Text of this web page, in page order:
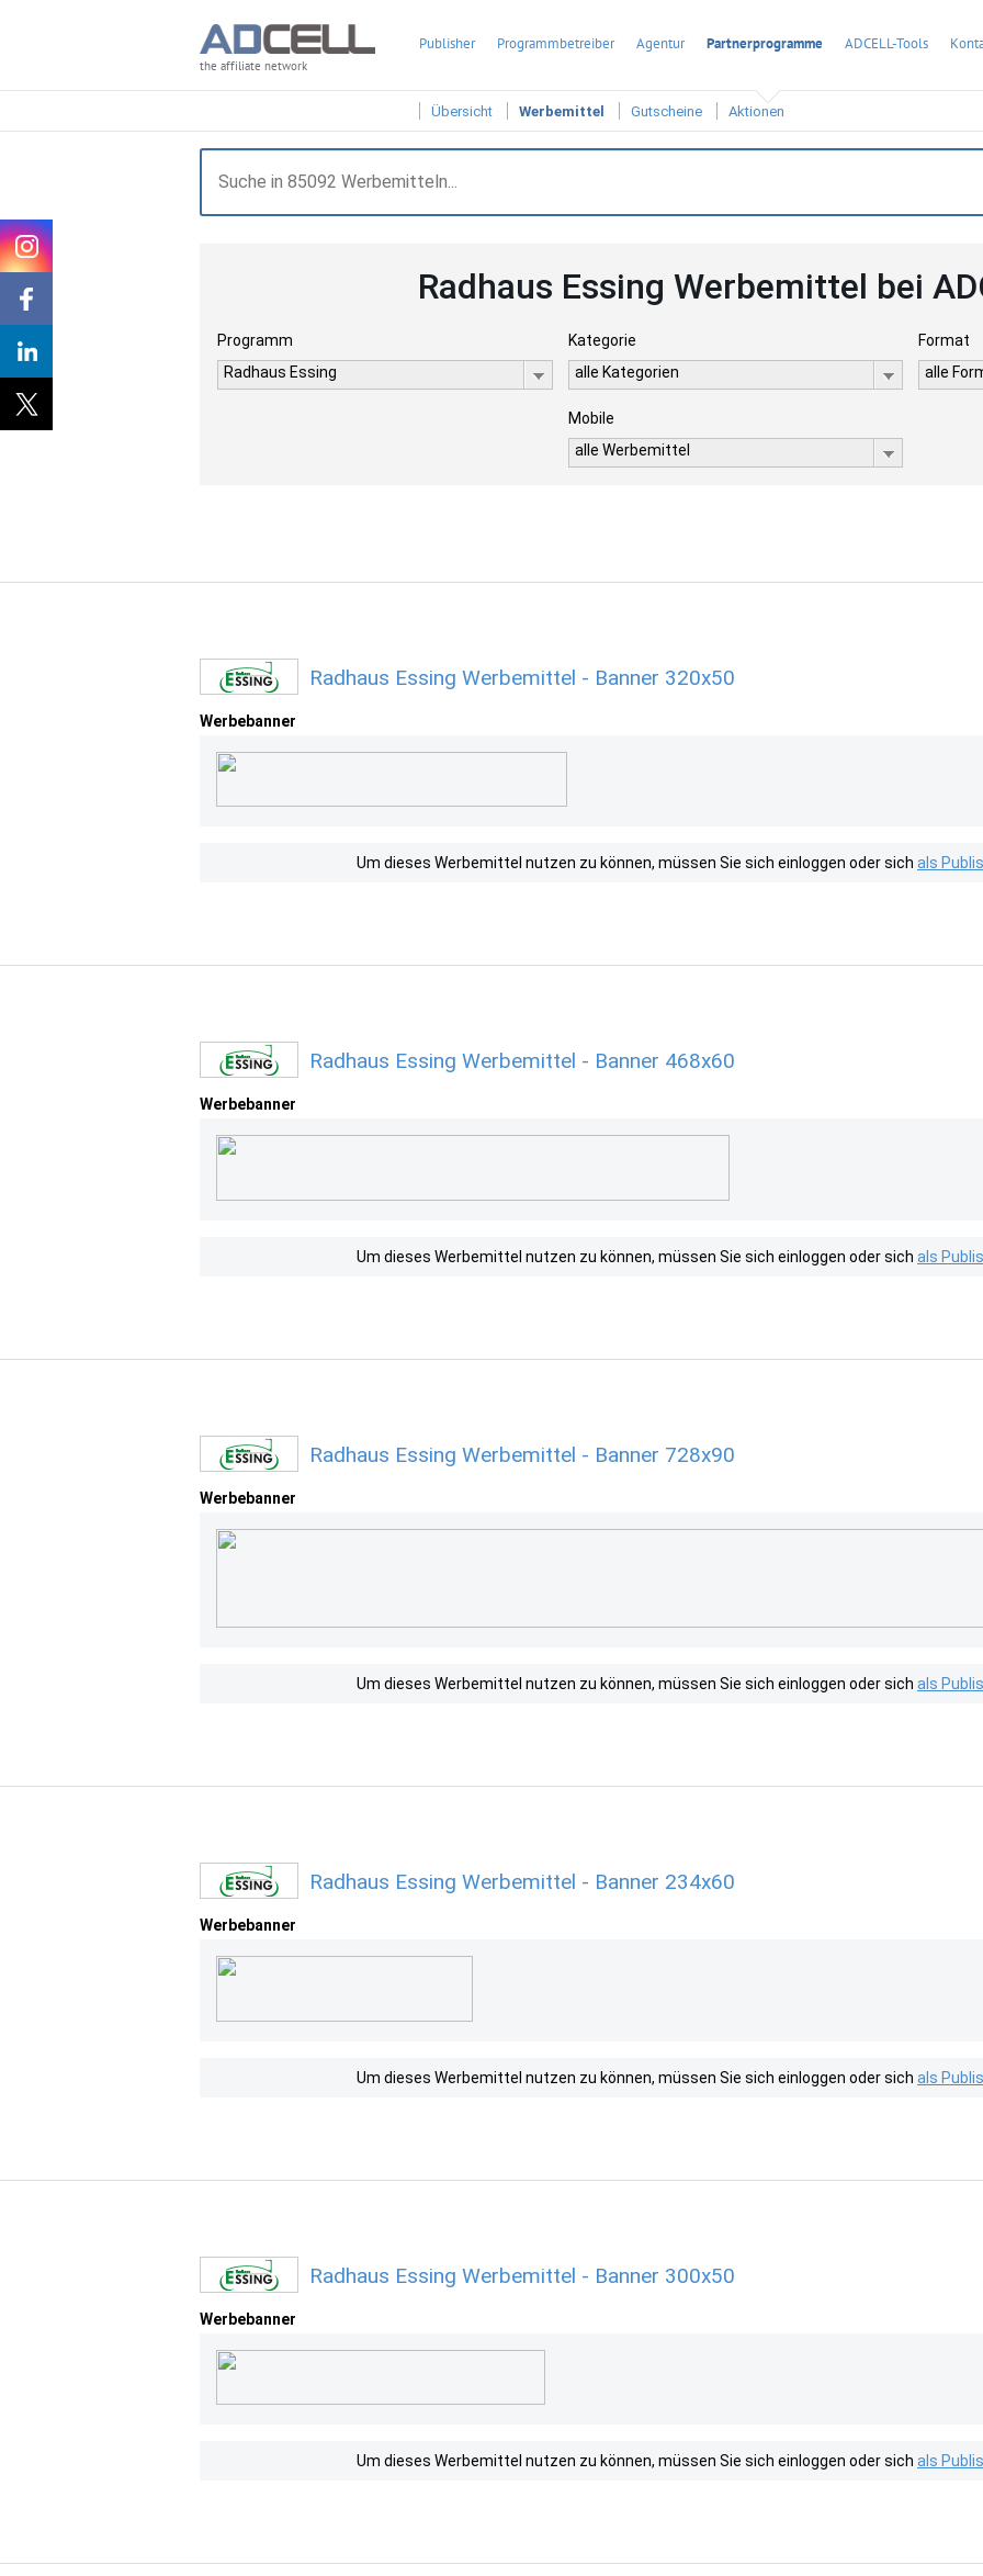
the affiliate network
Publisher Programmbetreiber Agentur Partnerprogramme ADCELL-Tools
Übersicht Werbemittel Gutscheine Aktionen
Radhaus Essing Werbemittel bei
Programm
Radhaus Essing
Kategorie
alle Kategorien
Format
alle
Mobile
alle Werbemittel
Radhaus Essing Werbemittel - Banner 320x50
Werbebanner
Um dieses Werbemittel nutzen zu können, müssen Sie sich einloggen oder sich als
Radhaus Essing Werbemittel - Banner 468x60
Werbebanner
Um dieses Werbemittel nutzen zu können, müssen Sie sich einloggen oder sich als
Radhaus Essing Werbemittel - Banner 728x90
Werbebanner
Um dieses Werbemittel nutzen zu können, müssen Sie sich einloggen oder sich als
Radhaus Essing Werbemittel - Banner 234x60
Werbebanner
Um dieses Werbemittel nutzen zu können, müssen Sie sich einloggen oder sich als
Radhaus Essing Werbemittel - Banner 300x50
Werbebanner
Um dieses Werbemittel nutzen zu können, müssen Sie sich einloggen oder sich als